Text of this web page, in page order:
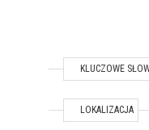
TEMAT /
KLUCZOWE
LOKALIZACJA
PORTAL
OBECNEGO